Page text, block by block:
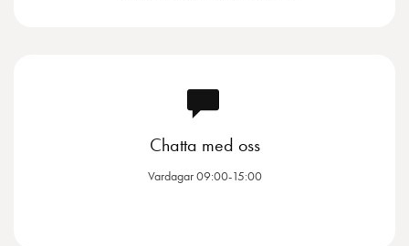
Chatta med oss
Vardagar 09:00-15:00